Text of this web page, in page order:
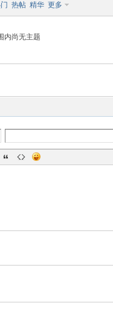
热帖 精华 更多
内尚无主题